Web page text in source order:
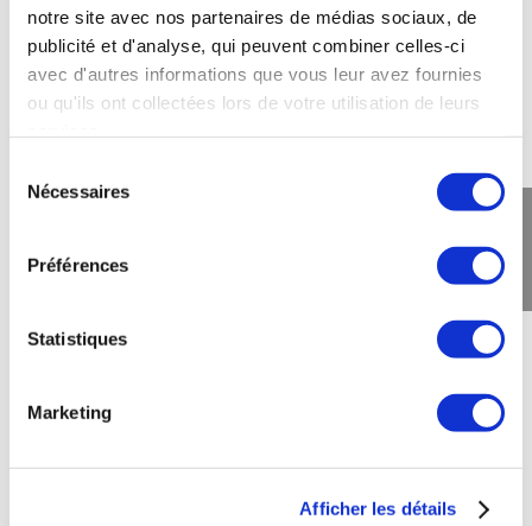
notre site avec nos partenaires de médias sociaux, de
publicité et d'analyse, qui peuvent combiner celles-ci
avec d'autres informations que vous leur avez fournies
ou qu'ils ont collectées lors de votre utilisation de leurs
Nécessaires
Préférences
Statistiques
Marketing
Afficher les détails
Facile d’accès en voiture avec un Carrefour
avec 150 places, dont l’entrée est en face
du N°1, rue de l’Escadron, à droite du
Brico.
il est valable 2H sans besoin de le valider,
nouveau.
En transport en commun:
(Ligne 5)
A deux pas de Boileau (Trams 5 et 27 )